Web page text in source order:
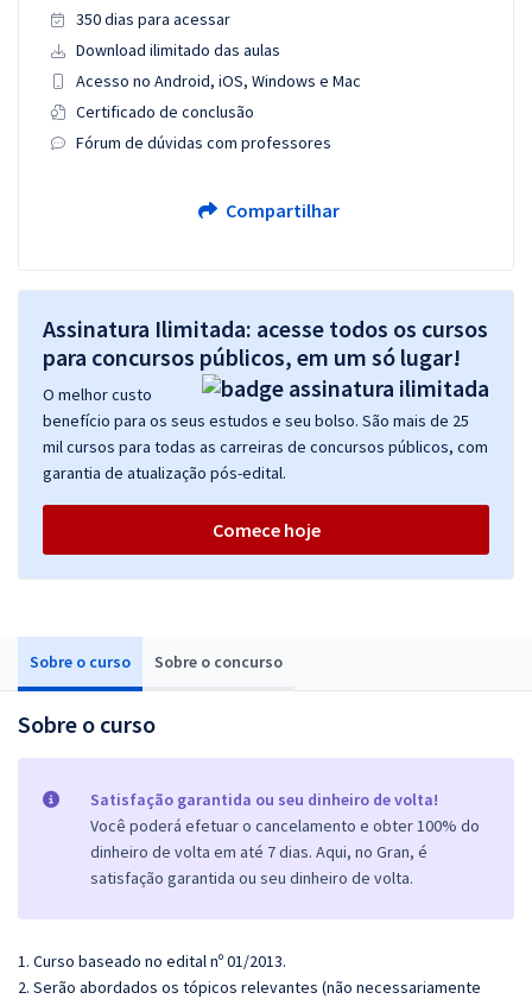
Sobre o curso Sobre o concurso
Sobre o curso
Satisfação garantida ou seu dinheiro de volta!
Você poderá efetuar o cancelamento e obter 100% do
dinheiro de volta em até 7 dias. Aqui, no Gran, é
satisfação garantida ou seu dinheiro de volta.
1. Curso baseado no edital nº 01/2013.
2. Serão abordados os tópicos relevantes (não necessariamente
350 dias para acessar
Download ilimitado das aulas
Acesso no Android, iOS, Windows e Mac
Certificado de conclusão
Fórum de dúvidas com professores
Compartilhar
Assinatura Ilimitada: acesse todos os cursos
para concursos públicos, em um só lugar!
O melhor custo
benefício para os seus estudos e seu bolso. São mais de 25
mil cursos para todas as carreiras de concursos públicos, com
garantia de atualização pós-edital.
Comece hoje